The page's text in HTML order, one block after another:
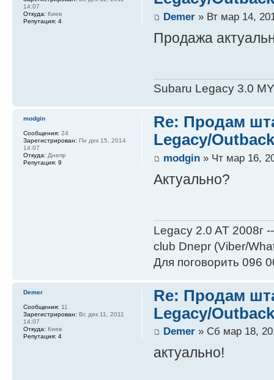
Demer» Вт мар 14,
Продажа
Subaru Legacy 3.0
14:07
Откуда: Киев
Репутация: 4
Re: Продам
Legacy/
modgin» Чт мар 16,
Актуально?
Legacy 2.0 AT 2008г
club Dnepr (Viber/
Для поговорить 096
modgin
Сообщения: 24
Зарегистрирован: Пн дек 15, 2014
14:07
Откуда: Днепр
Репутация: 9
Re: Продам
Legacy/
Demer» Сб мар 18,
актуально!
Demer
Сообщения: 11
Зарегистрирован: Вс дек 11, 2011
14:07
Откуда: Киев
Репутация: 4